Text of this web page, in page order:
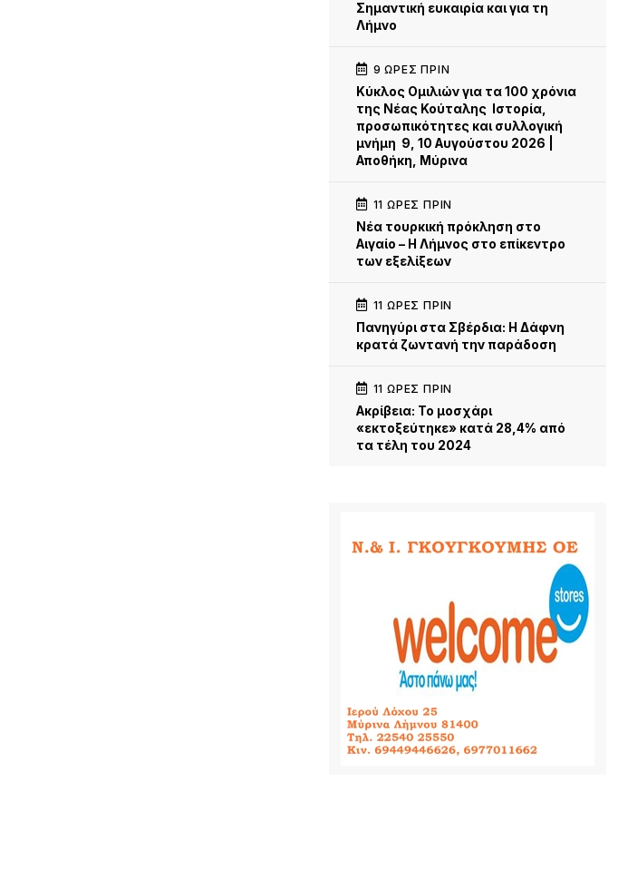
Σημαντική ευκαιρία και για τη
Λήμνο
9 ΏΡΕΣ ΠΡΙΝ
Κύκλος Ομιλιών για τα 100 χρόνια
της Νέας Κούταλης Ιστορία,
προσωπικότητες και συλλογική
μνήμη 9, 10 Αυγούστου 2026 |
Αποθήκη, Μύρινα
11 ΏΡΕΣ ΠΡΙΝ
Νέα τουρκική πρόκληση στο
Αιγαίο – Η Λήμνος στο επίκεντρο
των εξελίξεων
11 ΏΡΕΣ ΠΡΙΝ
Πανηγύρι στα Σβέρδια: Η Δάφνη
κρατά ζωντανή την παράδοση
11 ΏΡΕΣ ΠΡΙΝ
Ακρίβεια: Το μοσχάρι
«εκτοξεύτηκε» κατά 28,4% από
τα τέλη του 2024